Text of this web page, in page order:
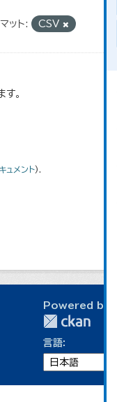
ット: CSV
。
ュメント).
Powered by
言語